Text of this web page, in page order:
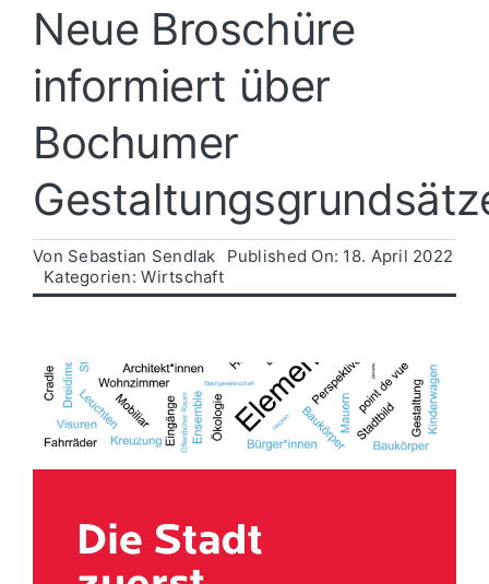
Sport
Kultur
Politik
Wirtschaft
Neue Broschüre
informiert über
Bochumer
Von Sebastian Sendlak
Published On: 18. April 2022
Kategorien:Wirtschaft